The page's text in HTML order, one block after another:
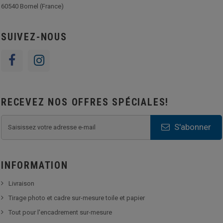
60540 Bornel (France)
SUIVEZ-NOUS
RECEVEZ NOS OFFRES SPÉCIALES!
S'abonner
INFORMATION
Livraison
Tirage photo et cadre sur-mesure toile et papier
Tout pour l'encadrement sur-mesure